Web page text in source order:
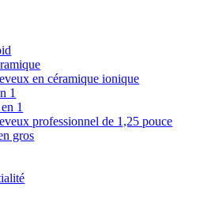
en céramique ionique
1
1
professionnel de 1,25 pouce
gros